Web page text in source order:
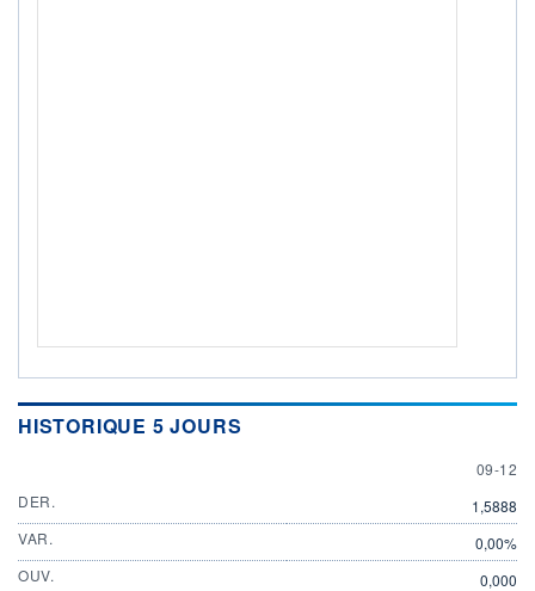
HISTORIQUE 5 JOURS
9
09-12
DER.
1,5888
VAR.
0,00%
OUV.
0,000